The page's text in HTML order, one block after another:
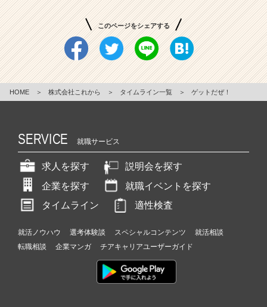
このページをシェアする
HOME ＞ 株式会社これから ＞ タイムライン一覧 ＞ ゲットだぜ！
SERVICE 就職サービス
求人を探す
説明会を探す
企業を探す
就職イベントを探す
タイムライン
適性検査
就活ノウハウ 選考体験談 スペシャルコンテンツ
就活相談
転職相談
企業マンガ チアキャリアユーザーガイド